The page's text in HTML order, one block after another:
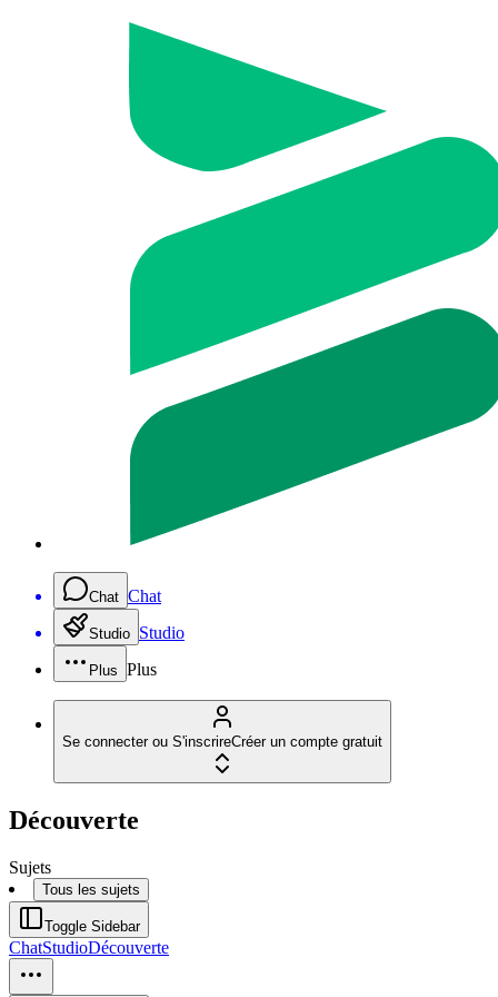
Chat Chat
Studio Studio
Plus Plus
Se connecter ou S'inscrireCréer un compte gratuit
Découverte
Sujets
Tous les sujets
Toggle Sidebar
ChatStudioDécouverte